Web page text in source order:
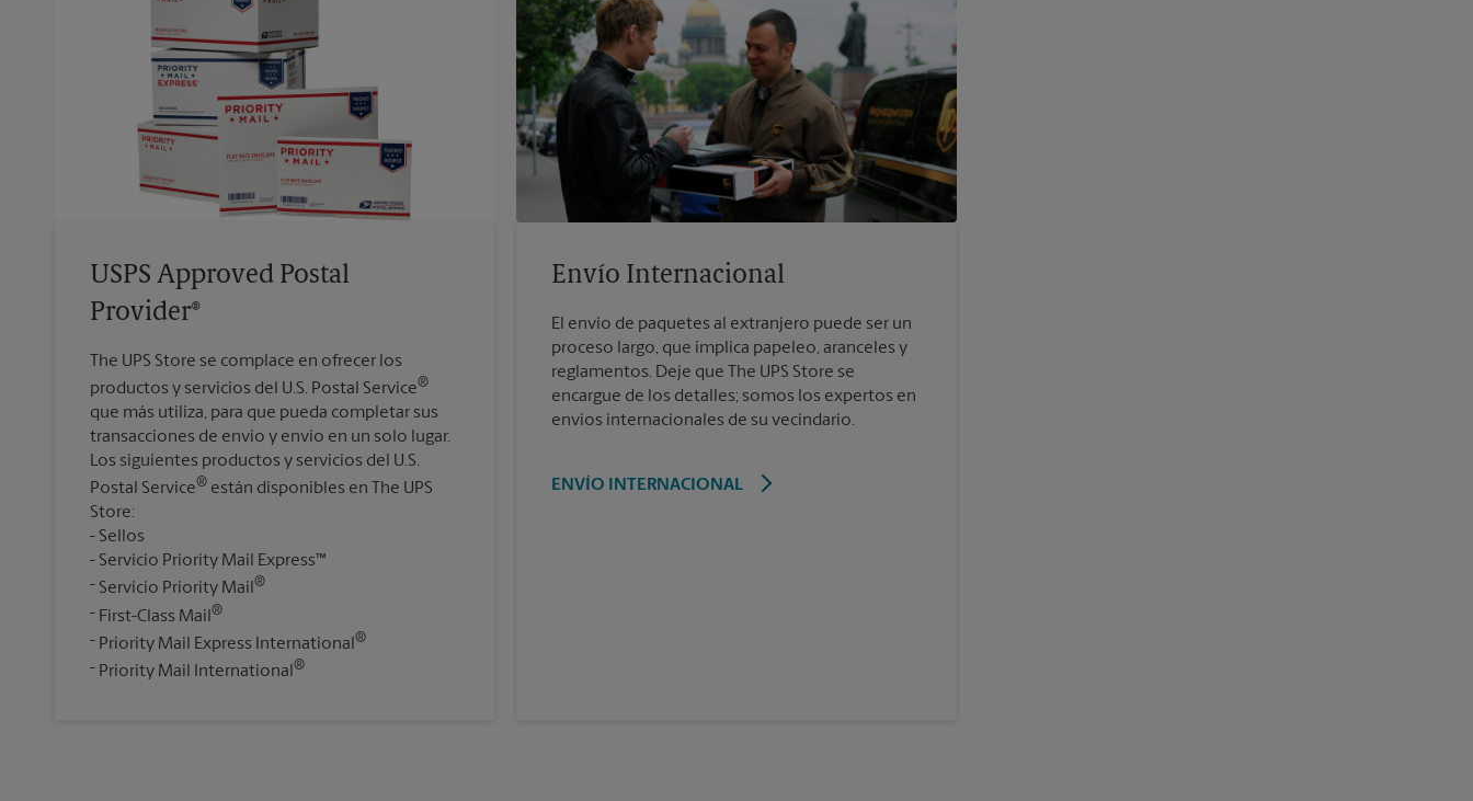
USPS Approved Postal
Provider®
The UPS Store se complace en ofrecer los
productos y servicios del U.S. Postal Service®
que más utiliza, para que pueda completar sus
transacciones de envío y envío en un solo lugar.
Los siguientes productos y servicios del U.S.
Postal Service® están disponibles en The UPS
Store:
Sellos
Servicio Priority Mail Express™
Servicio Priority Mail®
First-Class Mail ®
Priority Mail Express International®
Priority Mail International®
Envío Internacional
El envío de paquetes al extranjero puede ser un
proceso largo, que implica papeleo, aranceles y
reglamentos. Deje que The UPS Store se
encargue de los detalles; somos los expertos en
envíos internacionales de su vecindario.
ENVÍO INTERNACIONAL